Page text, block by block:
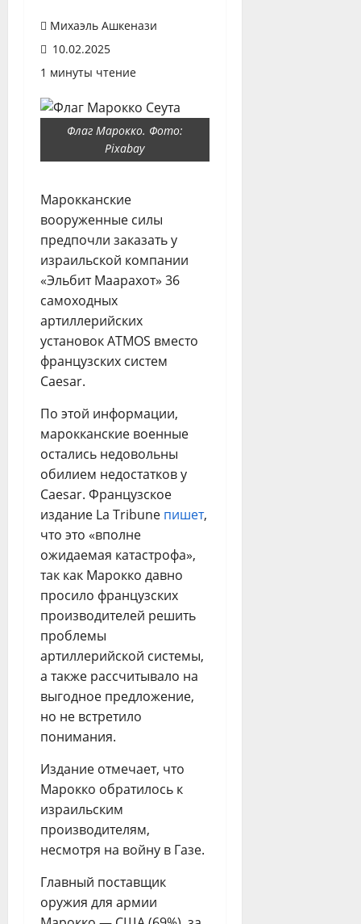
Михаэль Ашкенази
10.02.2025
1 минуты чтение
Флаг Марокко. Фото:
Pixabay
Марокканские
вооруженные силы
предпочли заказать у
израильской компании
«Эльбит Маарахот» 36
самоходных
артиллерийских
установок ATMOS вместо
французских систем
Caesar.
По этой информации,
марокканские военные
остались недовольны
обилием недостатков у
Caesar. Французское
издание La Tribune пишет,
что это «вполне
ожидаемая катастрофа»,
так как Марокко давно
просило французских
производителей решить
проблемы
артиллерийской системы,
а также рассчитывало на
выгодное предложение,
но не встретило
понимания.
Издание отмечает, что
Марокко обратилось к
израильским
производителям,
несмотря на войну в Газе.
Главный поставщик
оружия для армии